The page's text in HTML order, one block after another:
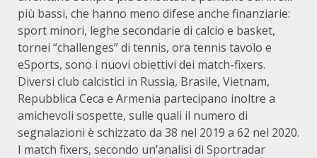
più bassi, che hanno meno difese anche finanziarie:
sport minori, leghe secondarie di calcio e basket,
tornei “challenges” di tennis, ora tennis tavolo e
eSports, sono i nuovi obiettivi dei match-fixers.
Diversi club calcistici in Russia, Brasile, Vietnam,
Repubblica Ceca e Armenia partecipano inoltre a
amichevoli sospette, sulle quali il numero di
segnalazioni è schizzato da 38 nel 2019 a 62 nel 2020.
I match fixers, secondo un’analisi di Sportradar